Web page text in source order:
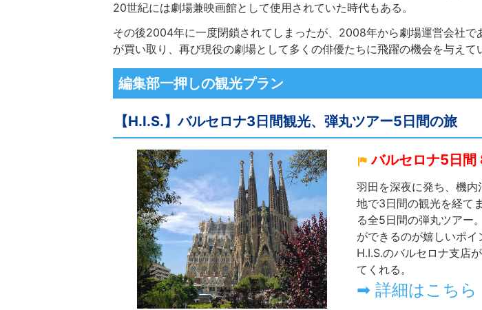
20世紀には劇場兼映画館として使用されていた時代もある。
その後2004年に一度閉鎖されてしまったが、2008年から劇場運営会社で
が買い取り、再び現役の劇場として多くの俳優たちに飛躍の機会を与えて
編集部一押しの観光プラン
【H.I.S.】バルセロナ3日間観光、弾丸ツアー5日間の旅